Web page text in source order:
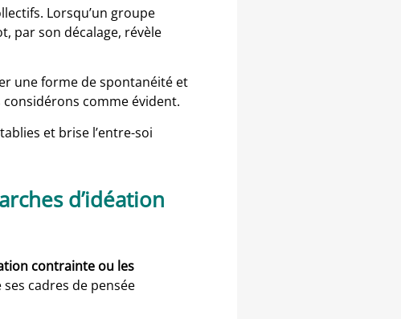
Lorsqu’un groupe
par son décalage, révèle
une forme de spontanéité et
comme évident.
et brise l’entre-soi
d’idéation
contrainte ou les
cadres de pensée